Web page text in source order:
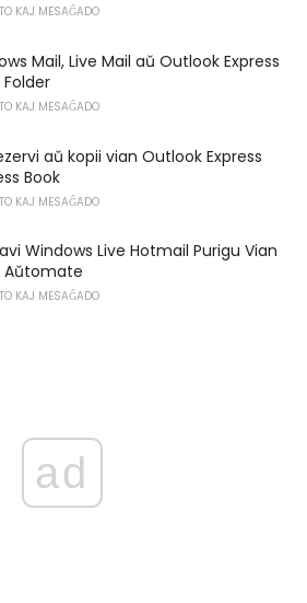
KAJ MESAĜADO
Mail, Live Mail aŭ Outlook Express
KAJ MESAĜADO
aŭ kopii vian Outlook Express
Book
KAJ MESAĜADO
Windows Live Hotmail Purigu Vian
Aŭtomate
KAJ MESAĜADO
ad